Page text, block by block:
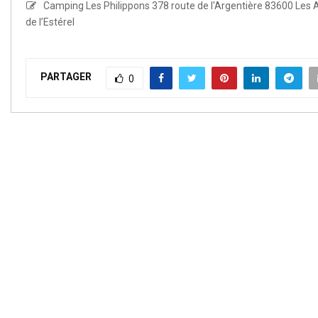
Camping Les Philippons 378 route de l'Argentière 83600 Les
de l’Estérel
PARTAGER 0